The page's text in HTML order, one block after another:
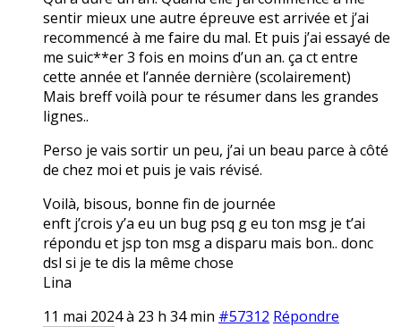
sentir mieux une autre épreuve est arrivée et j’ai
recommencé à me faire du mal. Et puis j’ai essayé de
me suic**er 3 fois en moins d’un an. ça ct entre
cette année et l’année dernière (scolairement)
Mais breff voilà pour te résumer dans les grandes
lignes..
Perso je vais sortir un peu, j’ai un beau parce à côté
de chez moi et puis je vais révisé.
Voilà, bisous, bonne fin de journée
enft j’crois y’a eu un bug psq g eu ton msg je t’ai
répondu et jsp ton msg a disparu mais bon.. donc
dsl si je te dis la même chose
Lina
11 mai 2024 à 23 h 34 min #57312 Répondre